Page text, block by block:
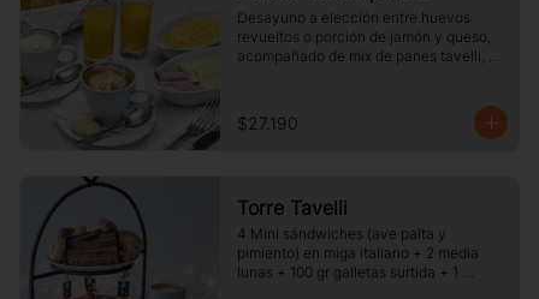
Desayuno a elección entre huevos
revueltos o porción de jamón y queso,
acompañado de mix de panes tavelli,
y dos café o té a elección
$27.190
Torre Tavelli
4 Mini sándwiches (ave palta y
pimiento) en miga italiano + 2 media
lunas + 100 gr galletas surtida + 1